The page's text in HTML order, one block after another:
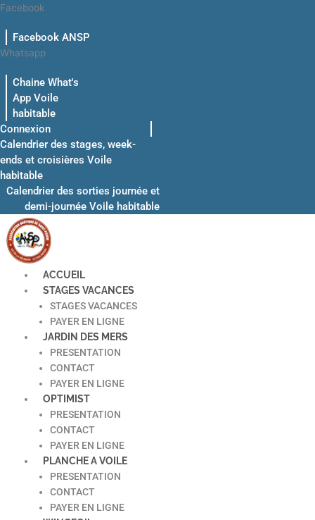
Aller
contenu
Facebook
Facebook ANSP
Whatsapp
Chaine What's
App Voile
habitable
Connexion
Calendrier des stages, week-
ends et croisières Voile
habitable
Calendrier des sorties journée et
demi-journée Voile habitable
ACCUEIL
STAGES VACANCES
STAGES VACANCES
PAYER EN LIGNE
JARDIN DES MERS
PRESENTATION
CONTACT
PAYER EN LIGNE
OPTIMIST
PRESENTATION
CONTACT
PAYER EN LIGNE
PLANCHE A VOILE
PRESENTATION
CONTACT
PAYER EN LIGNE